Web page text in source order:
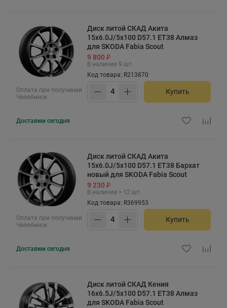
Оплата при получении
Челябинск
Диск литой СКАД Акита
15x6.0J/5x100 D57.1 ET38 Алмаз
для SKODA Fabia Scout
9 800 ₽
В наличии 9 шт.
Код товара: R213870
Купить
Доставим сегодня
Оплата при получении
Челябинск
Диск литой СКАД Акита
15x6.0J/5x100 D57.1 ET38 Бархат
новый для SKODA Fabia Scout
9 230 ₽
В наличии > 12 шт.
Код товара: R369953
Купить
Доставим сегодня
Диск литой СКАД Кения
16x6.5J/5x100 D57.1 ET38 Алмаз
для SKODA Fabia Scout